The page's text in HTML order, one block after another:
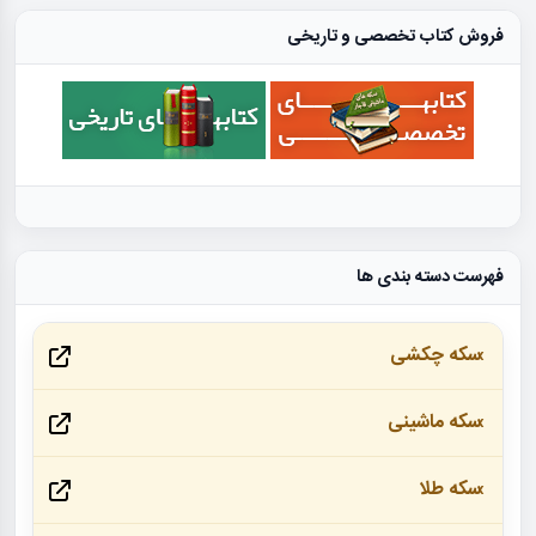
فروش کتاب تخصصی و تاریخی
فهرست دسته بندی ها
سکه چکشی
سکه ماشینی
سکه طلا